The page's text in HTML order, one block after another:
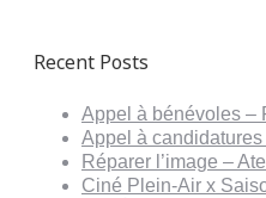
Recent Posts
Appel à bénévoles –
Appel à
Réparer l’image –
Ciné Plein-Air x